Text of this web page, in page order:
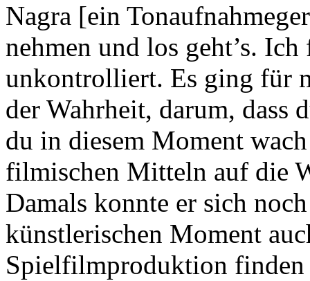
Nagra [ein
nehmen und los geht’s.
unkontrolliert. Es ging für
der Wahrheit, darum, dass
du in diesem Moment
filmischen Mitteln auf die
Damals konnte er sich
künstlerischen Moment
Spielfilmproduktion finden